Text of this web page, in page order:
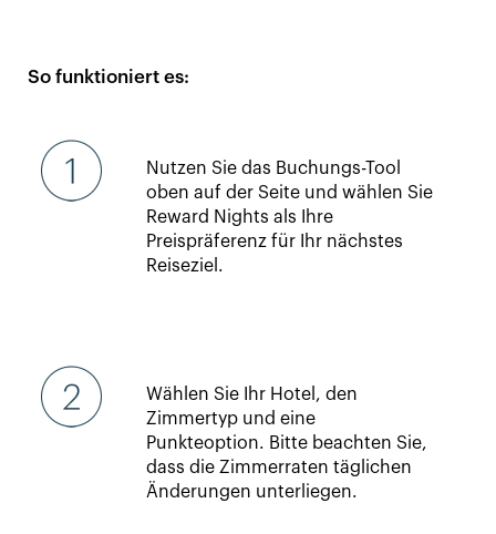
So funktioniert es:
Nutzen Sie das Buchungs-Tool
oben auf der Seite und wählen Sie
Reward Nights als Ihre
Preispräferenz für Ihr nächstes
Reiseziel.
Wählen Sie Ihr Hotel, den
Zimmertyp und eine
Punkteoption. Bitte beachten Sie,
dass die Zimmerraten täglichen
Änderungen unterliegen.